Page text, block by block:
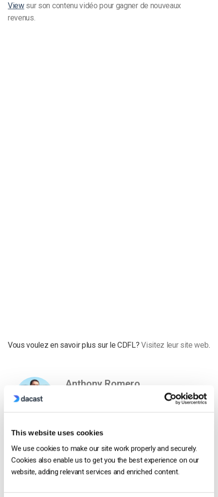
This website uses cookies
We use cookies to make our site work properly and securely.
Cookies also enable us to get you the best experience on our
website, adding relevant services and enriched content.
Viewsur son contenu vidéo pour gagner de nouveaux
revenus.
Vous voulez en savoir plus sur le CDFL?Visitez leur site web.
Anthony Romero
Anthony was product marketing manager